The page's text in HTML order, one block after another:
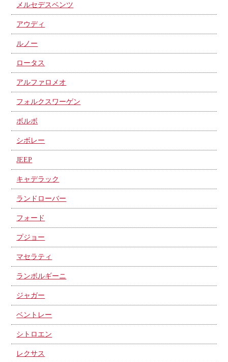
メルセデスベンツ
アウディ
ルノー
ロータス
アルファロメオ
フォルクスワーゲン
ボルボ
シボレー
JEEP
キャデラック
ランドローバー
フォード
プジョー
マセラティ
ランボルギーニ
ジャガー
ベントレー
シトロエン
レクサス